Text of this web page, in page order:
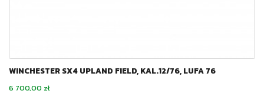
WINCHESTER SX4 UPLAND FIELD, KAL.12/76, LUFA 76
Cena
6 700,00 zł